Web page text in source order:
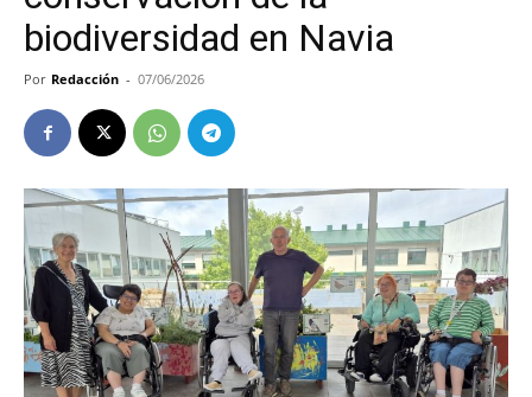
biodiversidad en Navia
Por Redacción - 07/06/2026